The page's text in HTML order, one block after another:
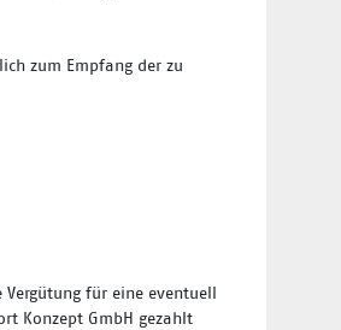
zum Empfang der zu
für eine eventuell
Konzept GmbH gezahlt